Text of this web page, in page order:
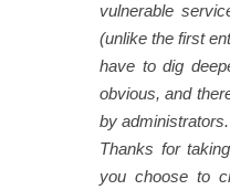
vulnerable
(unlike the first
have to dig
obvious, and
by administrators.
Thanks for
you choose to